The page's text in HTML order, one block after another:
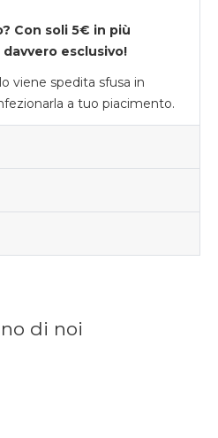
Con soli 5€ in più
esclusivo!
viene spedita sfusa in
a tuo piacimento.
di noi